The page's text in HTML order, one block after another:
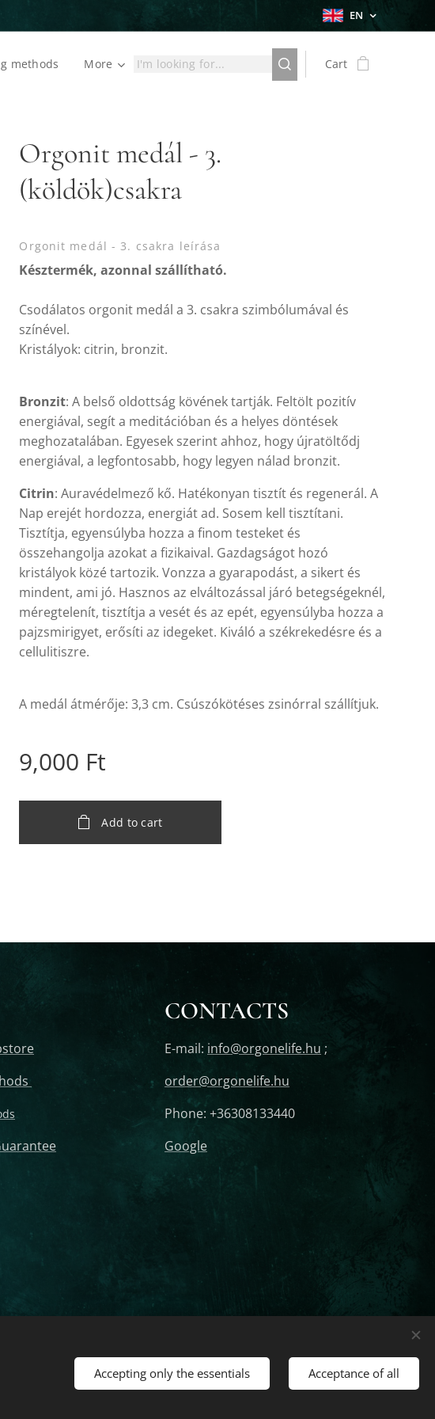
EN
methods More Cart
Orgonit medál - 3.
(köldök)csakra
Orgonit medál - 3. csakra leírása
Késztermék, azonnal szállítható.
Csodálatos orgonit medál a 3. csakra szimbólumával és
színével.
Kristályok: citrin, bronzit.
Bronzit: A belső oldottság kövének tartják. Feltölt pozitív
energiával, segít a meditációban és a helyes döntések
meghozatalában. Egyesek szerint ahhoz, hogy újratöltődj
energiával, a legfontosabb, hogy legyen nálad bronzit.
Citrin: Auravédelmező kő. Hatékonyan tisztít és regenerál. A
Nap erejét hordozza, energiát ad. Sosem kell tisztítani.
Tisztítja, egyensúlyba hozza a finom testeket és
összehangolja azokat a fizikaival. Gazdagságot hozó
kristályok közé tartozik. Vonzza a gyarapodást, a sikert és
mindent, ami jó. Hasznos az elváltozással járó betegségeknél,
méregtelenít, tisztítja a vesét és az epét, egyensúlyba hozza a
pajzsmirigyet, erősíti az idegeket. Kiváló a székrekedésre és a
cellulitiszre.
A medál átmérője: 3,3 cm. Csúszókötéses zsinórral szállítjuk.
9,000 Ft
Add to cart
CONTACTS
E-mail: info@orgonelife.hu ;
order@orgonelife.hu
Phone: +36308133440
Google
Jewelry, Orgonite Cannon, Orgone
Accepting only the essentials Acceptance of all